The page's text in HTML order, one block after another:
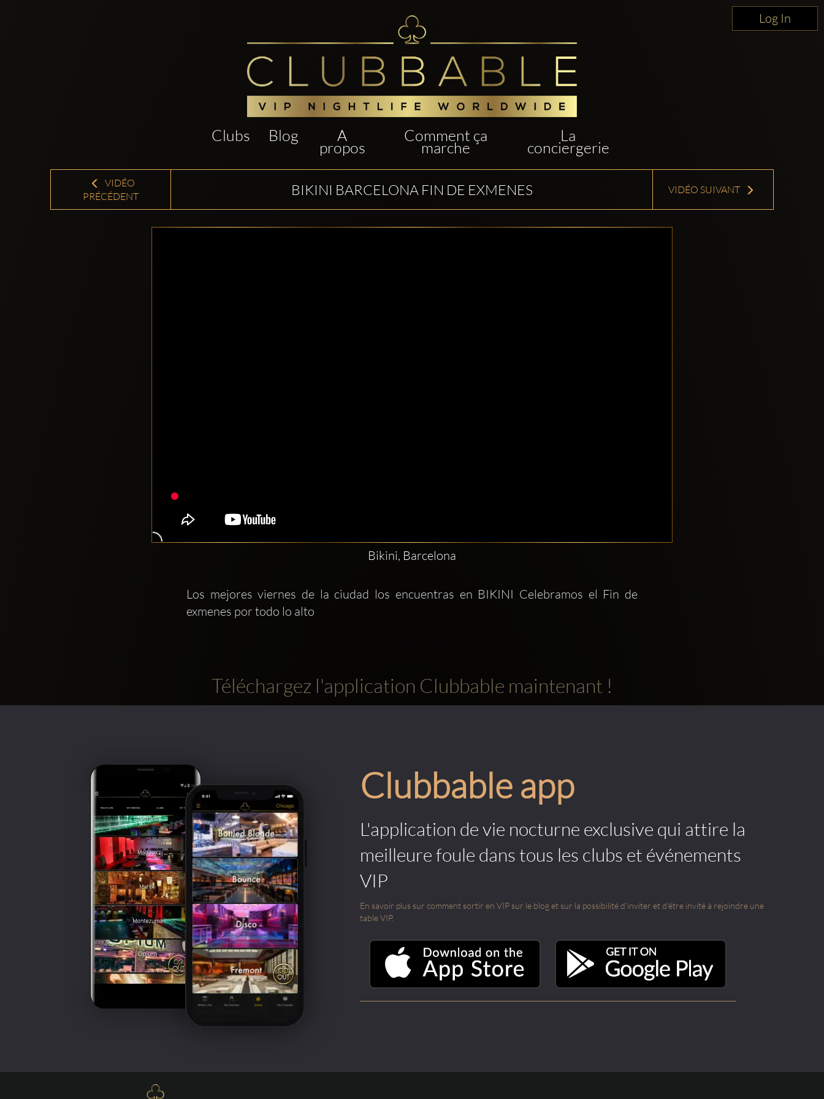
Log In
Clubs Blog A
propos
Comment ça
marche
La
conciergerie
VIDÉO
PRÉCÉDENT
BIKINI BARCELONA FIN DE EXMENES VIDÉO SUIVANT
Bikini, Barcelona
Los mejores viernes de la ciudad los encuentras en BIKINI Celebramos el Fin de
exmenes por todo lo alto
Téléchargez l'application Clubbable maintenant !
Clubbable app
L'application de vie nocturne exclusive qui attire la
meilleure foule dans tous les clubs et événements
VIP
En savoir plus sur comment sortir en VIP sur le blog et sur la possibilité d'inviter et d'être invité à rejoindre une
table VIP.